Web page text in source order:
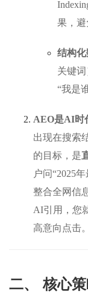
果，避
结构化
关键
“我是
AEO是AI时
出现在搜索
的目标，是
户问“2025
整合全网信
AI引用，您
高意向点击。
二、 核心